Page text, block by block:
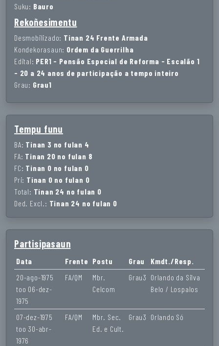
Suku: Bauro
Rekoñesimentu
Desmobilizado: Tinan 24 Frente Armada
Kondekorasaun: Ordem da Guerrilha
Edital: PER1 - Pensão Especial de Reforma - Escalão 1
- 20 a 24 anos de participação a tempo inteiro
Grau: Grau1
Tempu funu
BA: Tinan 3 no fulan 4
FA: Tinan 20 no fulan 8
FC: Tinan 0 no fulan 0
Pri: Tinan 0 no fulan 0
Total: Tinan 24 no fulan 0
Ded. Excl.: Tinan 24 no fulan 0
Partisipasaun
Data Frente Postu Grau
Kmdt./Resp.
20-ago-1975
too 06-dez-
1975
FA/QM
Mbr.
Celcom
Grau3 Orlando da Silva
Belo / Lospalos
07-dez-1975
too 30-abr-
1976
FA/QM
Mbr. Sec.
Ed. e Cult.
Grau3 Orlando Só